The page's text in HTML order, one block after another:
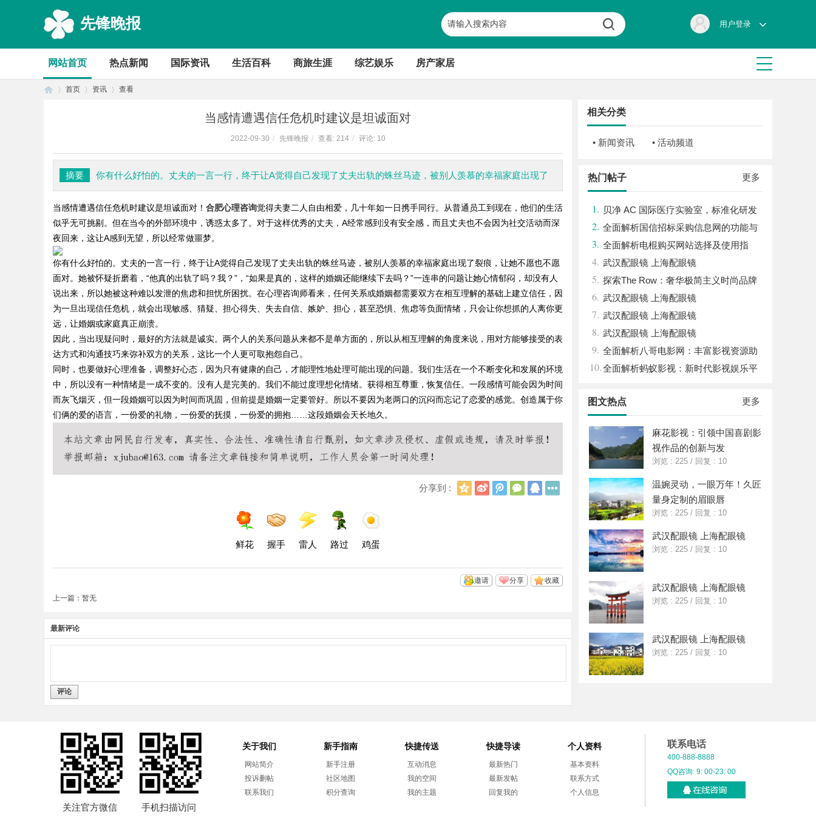
先锋晚报 用户登录
网站首页 热点新闻 国际资讯 生活百科 商旅生涯 综艺娱乐 房产家居
首页 资讯 查看
当感情遭遇信任危机时建议是坦诚面对
2022-09-30 / 先锋晚报 / 查看: 214 / 评论: 10
摘要 你有什么好怕的。丈夫的一言一行，终于让A觉得自己发现了丈夫出轨的蛛丝马迹，被别人羡慕的幸福家庭出现了
当感情遭遇信任危机时建议是坦诚面对！ 合肥心理咨询觉得夫妻二人自由相爱，几十年如一日携手同行。从普通员工到现在，他们的生活
似乎无可挑剔。但在当今的外部环境中，诱惑太多了。对于这样优秀的丈夫，A经常感到没有安全感，而且丈夫也不会因为社交活动而深
夜回来，这让A感到无望，所以经常做噩梦。
你有什么好怕的。丈夫的一言一行，终于让A觉得自己发现了丈夫出轨的蛛丝马迹，被别人羡慕的幸福家庭出现了裂痕，让她不愿也不愿
面对。她被怀疑折磨着，“他真的出轨了吗？我？”，“如果是真的，这样的婚姻还能继续下去吗？”一连串的问题让她心情郁闷，却没有人
说出来，所以她被这种难以发泄的焦虑和担忧所困扰。在心理咨询师看来，任何关系或婚姻都需要双方在相互理解的基础上建立信任，因
为一旦出现信任危机，就会出现敏感、猜疑、担心得失、失去自信、嫉妒、担心，甚至恐惧、焦虑等负面情绪，只会让你想抓的人离你更
远，让婚姻或家庭真正崩溃。
因此，当出现疑问时，最好的方法就是诚实。两个人的关系问题从来都不是单方面的，所以从相互理解的角度来说，用对方能够接受的表
达方式和沟通技巧来弥补双方的关系，这比一个人更可取抱怨自己。
同时，也要做好心理准备，调整好心态，因为只有健康的自己，才能理性地处理可能出现的问题。我们生活在一个不断变化和发展的环境
中，所以没有一种情绪是一成不变的。没有人是完美的。我们不能过度理想化情绪。获得相互尊重，恢复信任。一段感情可能会因为时间
而灰飞烟灭，但一段婚姻可以因为时间而巩固，但前提是婚姻一定要管好。所以不要因为老两口的沉闷而忘记了恋爱的感觉。创造属于你
们俩的爱的语言，一份爱的礼物，一份爱的抚摸，一份爱的拥抱……这段婚姻会天长地久。
分享到 :
Q
新
浪
腾
讯
微
信
Q
鲜花 握手 雷人 路过 鸡蛋
收藏
分享
邀请
上一篇：暂无
最新评论
评论
相关分类
• 新闻资讯 • 活动频道
更多
热门帖子
1. 贝净 AC 国际医疗实验室，标准化研发
体系全解析
2. 全面解析国信招标采购信息网的功能与
优势
3. 全面解析电棍购买网站选择及使用指
南，保障安全与合法性
4. 武汉配眼镜 上海配眼镜
5. 探索The Row：奢华极简主义时尚品牌
的崛起与魅力解析
6. 武汉配眼镜 上海配眼镜
7. 武汉配眼镜 上海配眼镜
8. 武汉配眼镜 上海配眼镜
9. 全面解析八哥电影网：丰富影视资源助
力观影体验升级
10.全面解析蚂蚁影视：新时代影视娱乐平
更多
图文热点
麻花影视：引领中国喜剧影
视作品的创新与发
浏览 : 225 / 回复 : 10
温婉灵动，一眼万年！久匠
量身定制的眉眼唇
浏览 : 225 / 回复 : 10
武汉配眼镜 上海配眼镜
浏览 : 225 / 回复 : 10
武汉配眼镜 上海配眼镜
浏览 : 225 / 回复 : 10
武汉配眼镜 上海配眼镜
浏览 : 225 / 回复 : 10
关注官方微信 手机扫描访问
关于我们
网站简介
投诉删帖
联系我们
新手指南
新手注册
社区地图
积分查询
快捷传送
互动消息
我的空间
我的主题
快捷导读
最新热门
最新发帖
回复我的
个人资料
基本资料
联系方式
个人信息
联系电话
400-888-8888
QQ咨询: 9: 00-23: 00